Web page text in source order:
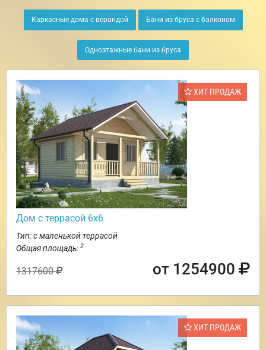
Каркасные дома с верандой Бани из бруса с балконом
Одноэтажные бани из бруса
ХИТ ПРОДАЖ
Дом с террасой 6х6
Тип: с маленькой террасой
Общая площадь: 2
1317600 от 1254900
ХИТ ПРОДАЖ